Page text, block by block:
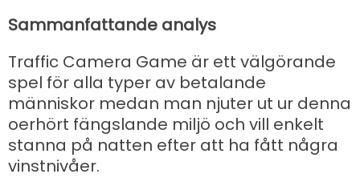
Sammanfattande analys
Traffic Camera Game är ett välgörande
spel för alla typer av betalande
människor medan man njuter ut ur denna
oerhört fängslande miljö och vill enkelt
stanna på natten efter att ha fått några
vinstnivåer.